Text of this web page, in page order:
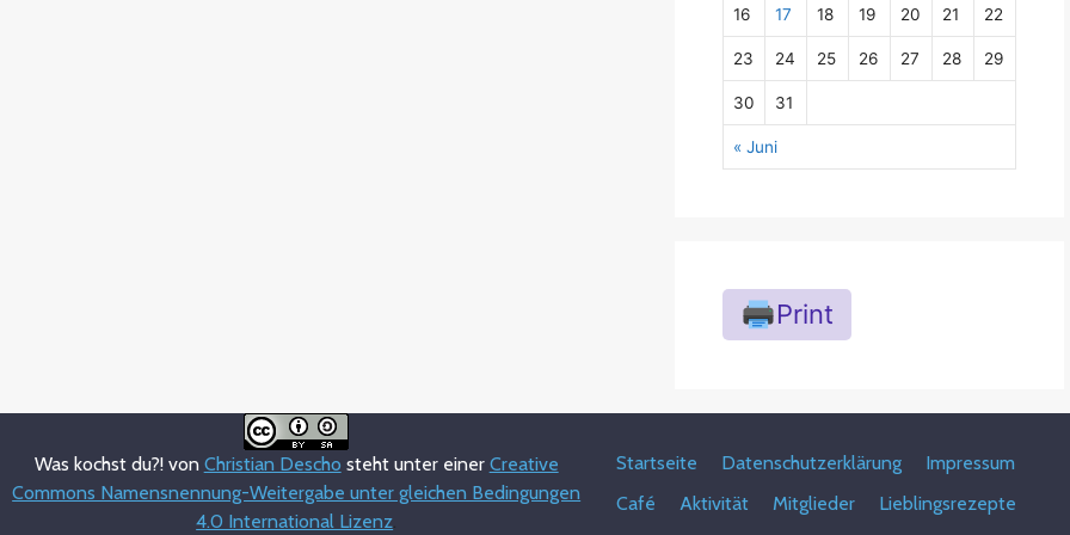
« Juni
16 17 18 19 20 21 22
23 24 25 26 27 28 29
30 31
Print
Was kochst du?! von Christian Descho steht unter einer Creative
Commons Namensnennung-Weitergabe unter gleichen Bedingungen
4.0 International Lizenz
Startseite Datenschutzerklärung
Impressum
Café
Aktivität Mitglieder Lieblingsrezepte